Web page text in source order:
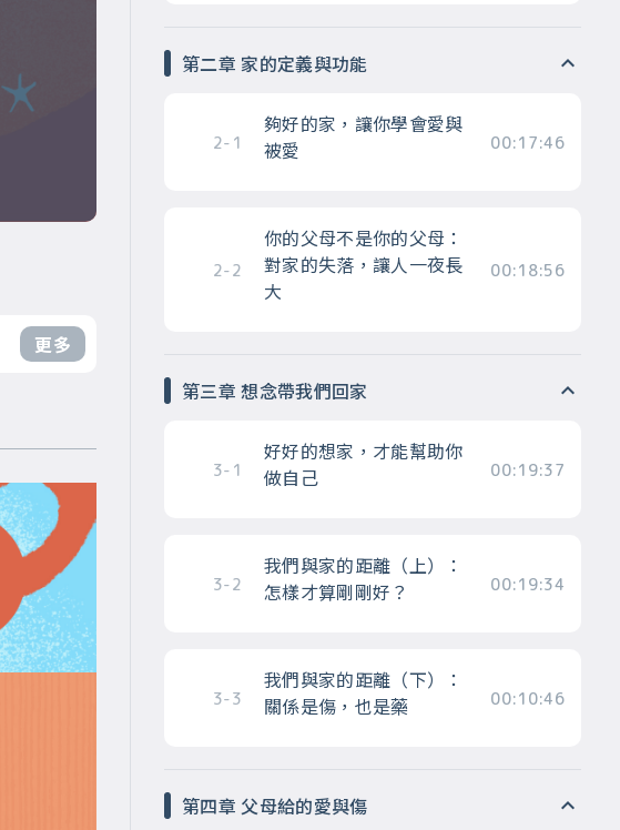
更多
第二章 家的定義與功能
2-1
夠好的家，讓你學會愛與
被愛
00:17:46
2-2
你的父母不是你的父母：
對家的失落，讓人一夜長
大
00:18:56
第三章 想念帶我們回家
3-1
好好的想家，才能幫助你
做自己
00:19:37
3-2
我們與家的距離（上）：
怎樣才算剛剛好？
00:19:34
3-3
我們與家的距離（下）：
關係是傷，也是藥
00:10:46
第四章 父母給的愛與傷